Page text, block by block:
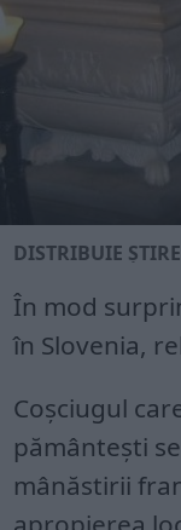
DISTRIBUIE
În mod
în Slovenia,
Coșciugul
pământești
mânăstirii